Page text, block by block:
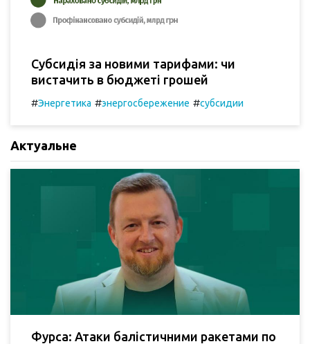
Субсидія за новими тарифами: чи
вистачить в бюджеті грошей
#Энергетика #энергосбережение #субсидии
Актуальне
Фурса: Атаки балістичними ракетами по